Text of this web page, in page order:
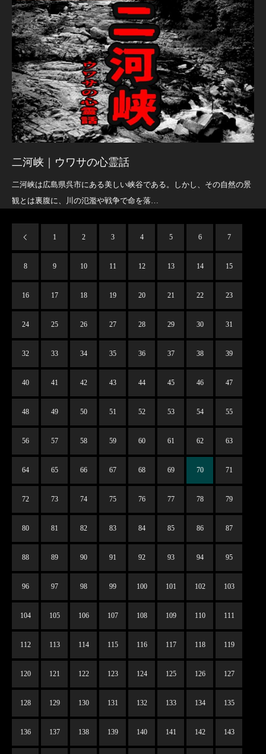
二河峡｜ウワサの心霊話
二河峡は広島県呉市にある美しい峡谷である。しかし、その自然の景
観とは裏腹に、川の氾濫や戦争で命を落…
1 2 3 4 5 6 7
8 9 10 11 12 13 14 15
16 17 18 19 20 21 22 23
24 25 26 27 28 29 30 31
32 33 34 35 36 37 38 39
40 41 42 43 44 45 46 47
48 49 50 51 52 53 54 55
56 57 58 59 60 61 62 63
64 65 66 67 68 69 70 71
72 73 74 75 76 77 78 79
80 81 82 83 84 85 86 87
88 89 90 91 92 93 94 95
96 97 98 99 100 101 102 103
104 105 106 107 108 109 110 111
112 113 114 115 116 117 118 119
120 121 122 123 124 125 126 127
128 129 130 131 132 133 134 135
136 137 138 139 140 141 142 143